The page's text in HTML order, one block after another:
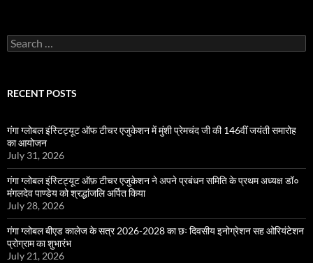
Search
for:
RECENT POSTS
गंगा ग्लोबल इंस्टिट्यूट ऑफ टीचर एजुकेशन में मुंशी प्रेमचंद जी की 146वीं जयंती समारोह
का आयोजन
July 31, 2026
गंगा ग्लोबल इंस्टिट्यूट ऑफ़ टीचर एजुकेशन ने अपने प्रबंधन समिति के प्रथम अध्यक्ष डॉ०
मंगलदेव पाण्डेय को श्रद्धांजलि अर्पित किया
July 28, 2026
गंगा ग्लोबल बीएड कालेज के सत्र 2026-2028 का छः दिवसीय इनोग्रेशन सह ओरियंटेशन
प्रोग्राम का शुभारंभ
July 21, 2026